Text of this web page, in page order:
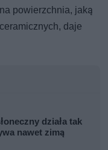
powierzchnia, jaką
daje
działa tak
nawet zimą